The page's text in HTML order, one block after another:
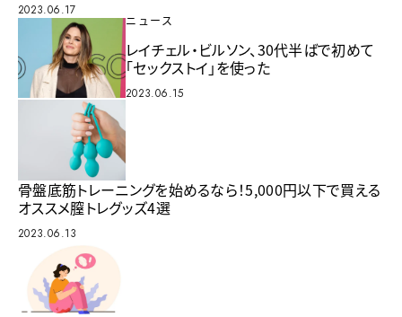
2023.06.17
ニュース
レイチェル・ビルソン、30代半ばで初めて
「セックストイ」を使った
2023.06.15
骨盤底筋トレーニングを始めるなら！5,000円以下で買える
オススメ膣トレグッズ4選
2023.06.13